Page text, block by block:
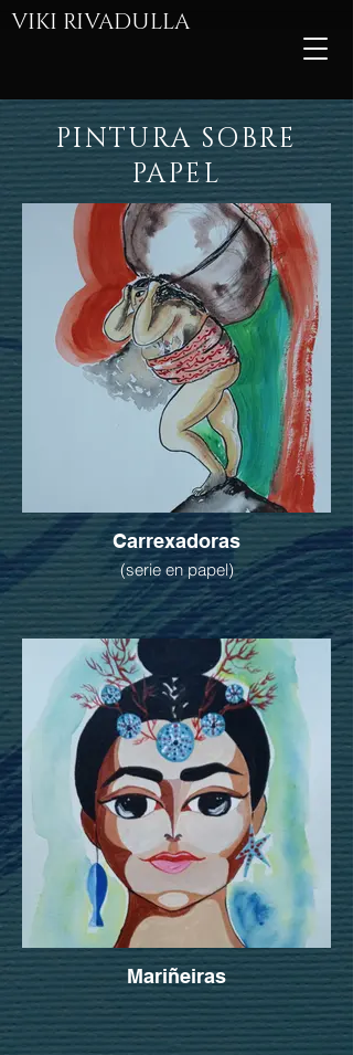
VIKI RIVADULLA
PINTURA SOBRE
PAPEL
Carrexadoras
(serie en papel)
Mariñeiras